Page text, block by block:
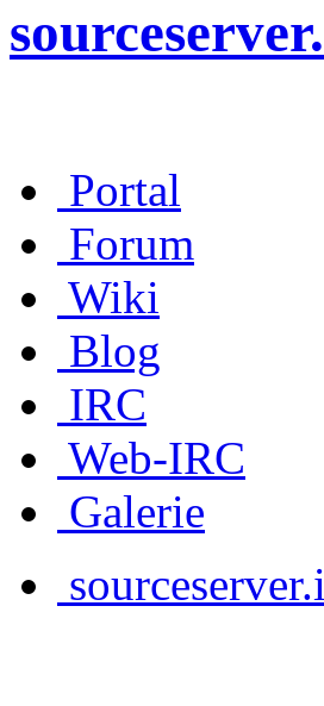
Portal
Forum
Wiki
Blog
IRC
Web-IRC
Galerie